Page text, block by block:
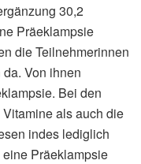
30,2
Präeklampsie
die Teilnehmerinnen
Von ihnen
Bei den
als auch die
indes lediglich
Präeklampsie